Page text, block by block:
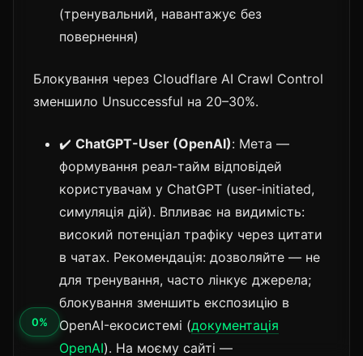
(тренувальний, навантажує без
повернення)
Блокування через Cloudflare AI Crawl Control
зменшило Unsuccessful на 20–30%.
✔️ ChatGPT-User (OpenAI): Мета —
формування реал-тайм відповідей
користувачам у ChatGPT (user-initiated,
симуляція дій). Впливає на видимість:
високий потенціал трафіку через цитати
в чатах. Рекомендація: дозволяйте — не
для тренування, часто лінкує джерела;
блокування зменшить експозицію в
OpenAI-екосистемі (документація
OpenAI). На моєму сайті —